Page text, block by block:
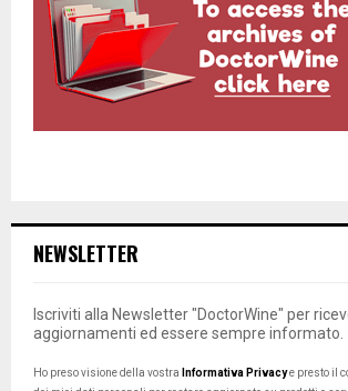
NEWSLETTER
Iscriviti alla Newsletter "DoctorWine" per
aggiornamenti ed essere sempre informato.
Ho preso visione della vostra Informativa Privacye presto il